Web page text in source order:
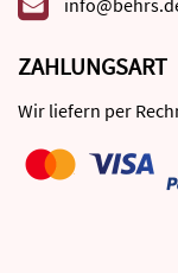
ZAHLUNGSART
Wir liefern per